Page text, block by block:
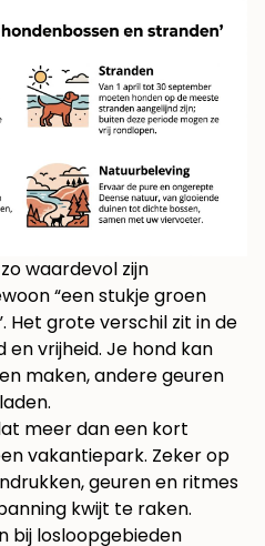
waardevol zijn
“een stukje groen
Het grote verschil zit in de
vrijheid. Je hond kan
maken, andere geuren
meer dan een kort
vakantiepark. Zeker op
geuren en ritmes
kwijt te raken.
bij losloopgebieden